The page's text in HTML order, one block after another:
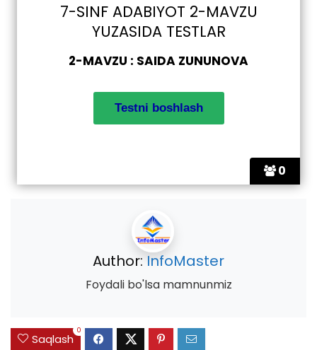
0
7-SINF ADABIYOT 2-MAVZU
YUZASIDA TESTLAR
2-MAVZU : SAIDA ZUNUNOVA
Author: InfoMaster
Foydali bo'lsa mamnunmiz
Saqlash
0